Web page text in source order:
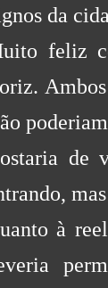
da
feliz
de
à